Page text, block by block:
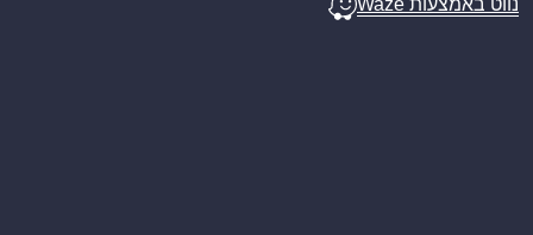
נווט באמצעות Waze